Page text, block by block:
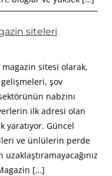
siteleri
sitesi olarak,
şov
nabzını
ilk adresi olan
Güncel
ve ünlülerin perde
[…]